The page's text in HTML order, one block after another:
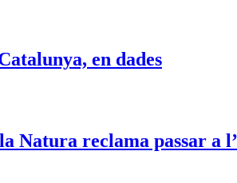
en dades
Natura reclama passar